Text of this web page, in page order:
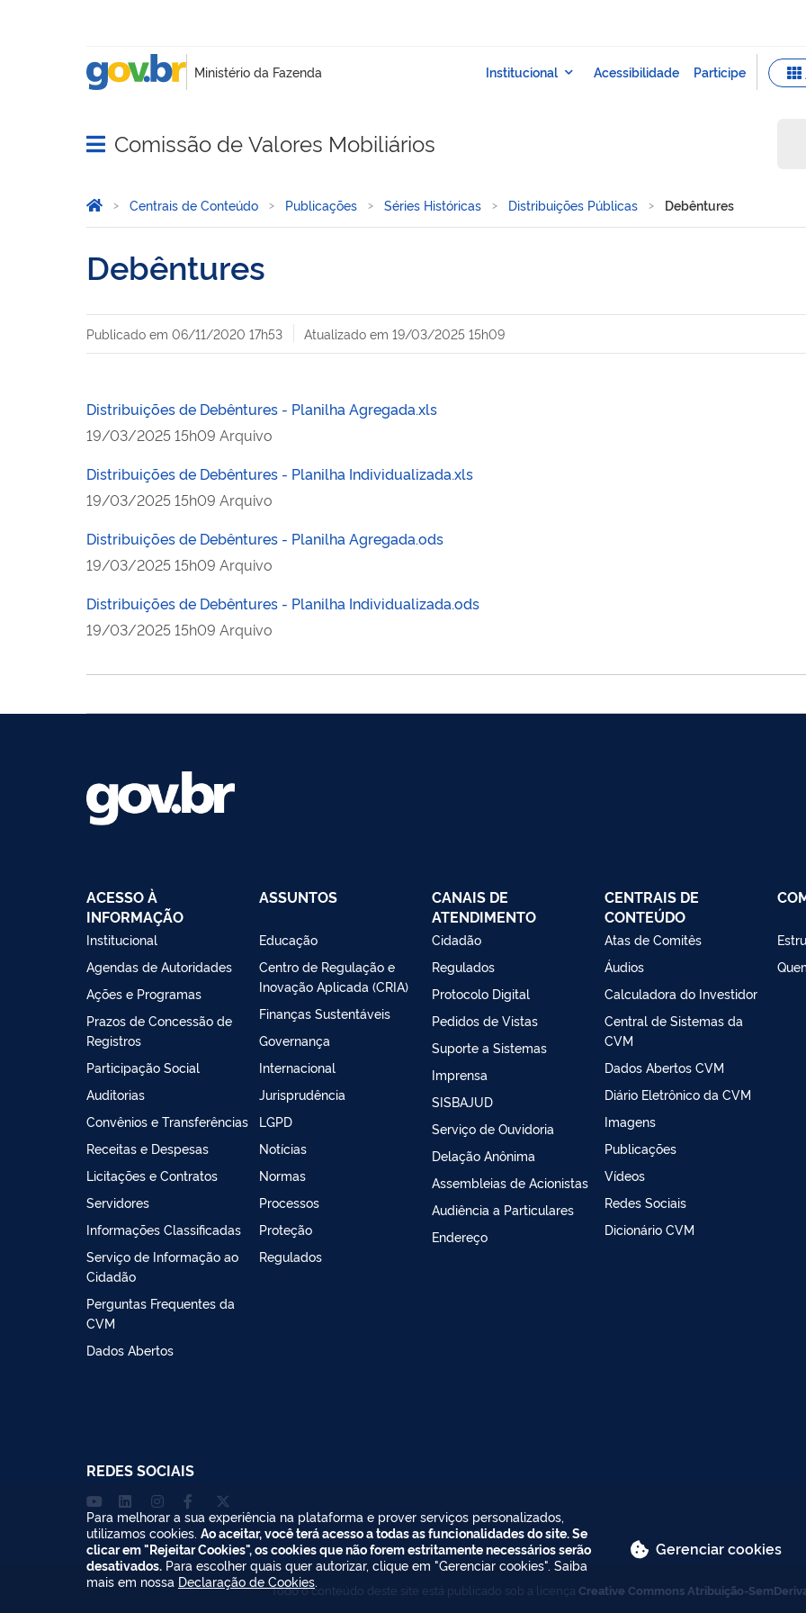
Abrir menu principal de navegação
Comissão de Valores Mobiliários
Você está aqui:
Página Inicial
Centrais de Conteúdo Publicações Séries Históricas Distribuições Públicas Debêntures
Debêntures
Publicado em 06/11/2020 17h53 Atualizado em 19/03/2025 15h09
Distribuições de Debêntures - Planilha Agregada.xls
publicado
19/03/202515h09 Arquivo
Distribuições de Debêntures - Planilha Individualizada.xls
publicado
19/03/202515h09 Arquivo
Distribuições de Debêntures - Planilha Agregada.ods
publicado
19/03/202515h09 Arquivo
Distribuições de Debêntures - Planilha Individualizada.ods
publicado
19/03/202515h09 Arquivo
ACESSO À
INFORMAÇÃO
Institucional
Agendas de Autoridades
Ações e Programas
Prazos de Concessão de
Registros
Participação Social
Auditorias
Convênios e Transferências
Receitas e Despesas
Licitações e Contratos
Servidores
Informações Classificadas
Serviço de Informação ao
Cidadão
Perguntas Frequentes da
CVM
Dados Abertos
ASSUNTOS
Educação
Centro de Regulação e
Inovação Aplicada (CRIA)
Finanças Sustentáveis
Governança
Internacional
Jurisprudência
LGPD
Notícias
Normas
Processos
Proteção
Regulados
CANAIS DE
ATENDIMENTO
Cidadão
Regulados
Protocolo Digital
Pedidos de Vistas
Suporte a Sistemas
Imprensa
SISBAJUD
Serviço de Ouvidoria
Delação Anônima
Assembleias de Acionistas
Audiência a Particulares
Endereço
CENTRAIS DE
CONTEÚDO
Atas de Comitês
Áudios
Calculadora do Investidor
Central de Sistemas da
CVM
Dados Abertos CVM
Diário Eletrônico da CVM
Imagens
Publicações
Vídeos
Redes Sociais
Dicionário CVM
REDES SOCIAIS
Todo o conteúdo deste site está publicado sob a licença Creative Commons Atribuição-
Para melhorar a sua experiência na plataforma e prover serviços personalizados,
utilizamos cookies. Ao aceitar, você terá acesso a todas as funcionalidades do site. Se
clicar em "Rejeitar Cookies", os cookies que não forem estritamente necessários serão
desativados. Para escolher quais quer autorizar, clique em "Gerenciar cookies". Saiba
mais em nossa Declaração de Cookies.
Gerenciar cookies